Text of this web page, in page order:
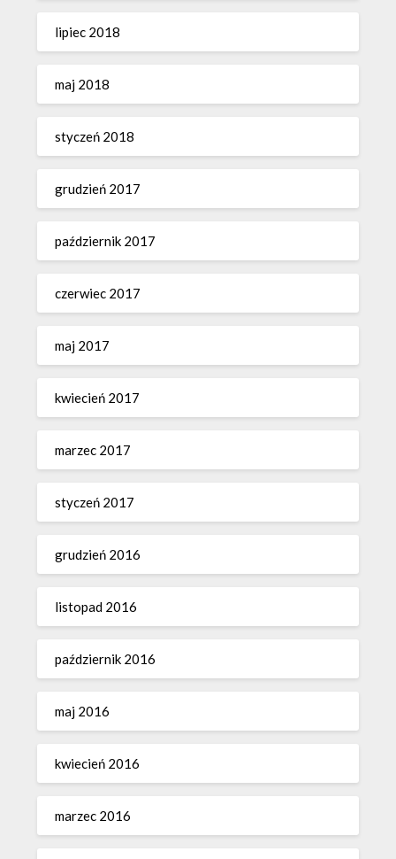
lipiec 2018
maj 2018
styczeń 2018
grudzień 2017
październik 2017
czerwiec 2017
maj 2017
kwiecień 2017
marzec 2017
styczeń 2017
grudzień 2016
listopad 2016
październik 2016
maj 2016
kwiecień 2016
marzec 2016